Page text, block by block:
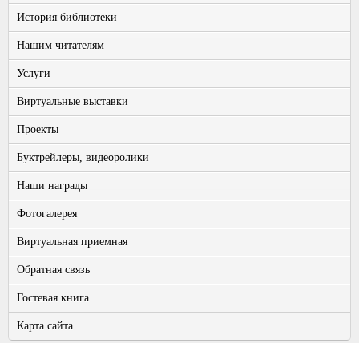
История библиотеки
Нашим читателям
Услуги
Виртуальные выставки
Проекты
Буктрейлеры, видеоролики
Наши награды
Фотогалерея
Виртуальная приемная
Обратная связь
Гостевая книга
Карта сайта